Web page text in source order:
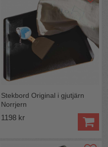
Stekbord Original i gjutjärn
Norrjern
1198 kr